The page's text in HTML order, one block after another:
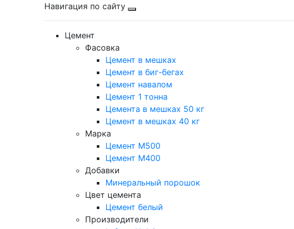
Навигация по сайту
Цемент
Фасовка
Цемент в мешках
Цемент в биг-бегах
Цемент навалом
Цемент 1 тонна
Цемента в мешках 50 кг
Цемент в мешках 40 кг
Марка
Цемент М500
Цемент М400
Добавки
Минеральный порошок
Цвет цемента
Цемент белый
Производители